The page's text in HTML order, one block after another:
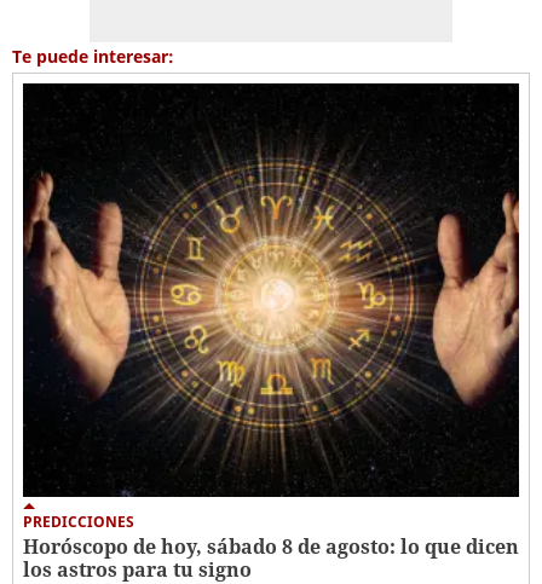
Te puede interesar:
PREDICCIONES
Horóscopo de hoy, sábado 8 de agosto: lo que dicen
los astros para tu signo